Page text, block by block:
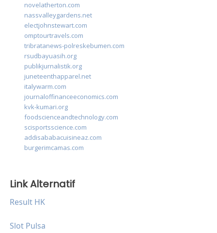
novelatherton.com
nassvalleygardens.net
electjohnstewart.com
omptourtravels.com
tribratanews-polreskebumen.com
rsudbayuasih.org
publikjurnalistik.org
juneteenthapparel.net
italywarm.com
journaloffinanceeconomics.com
kvk-kumari.org
foodscienceandtechnology.com
scisportsscience.com
addisababacuisineaz.com
burgerimcamas.com
Link Alternatif
Result HK
Slot Pulsa